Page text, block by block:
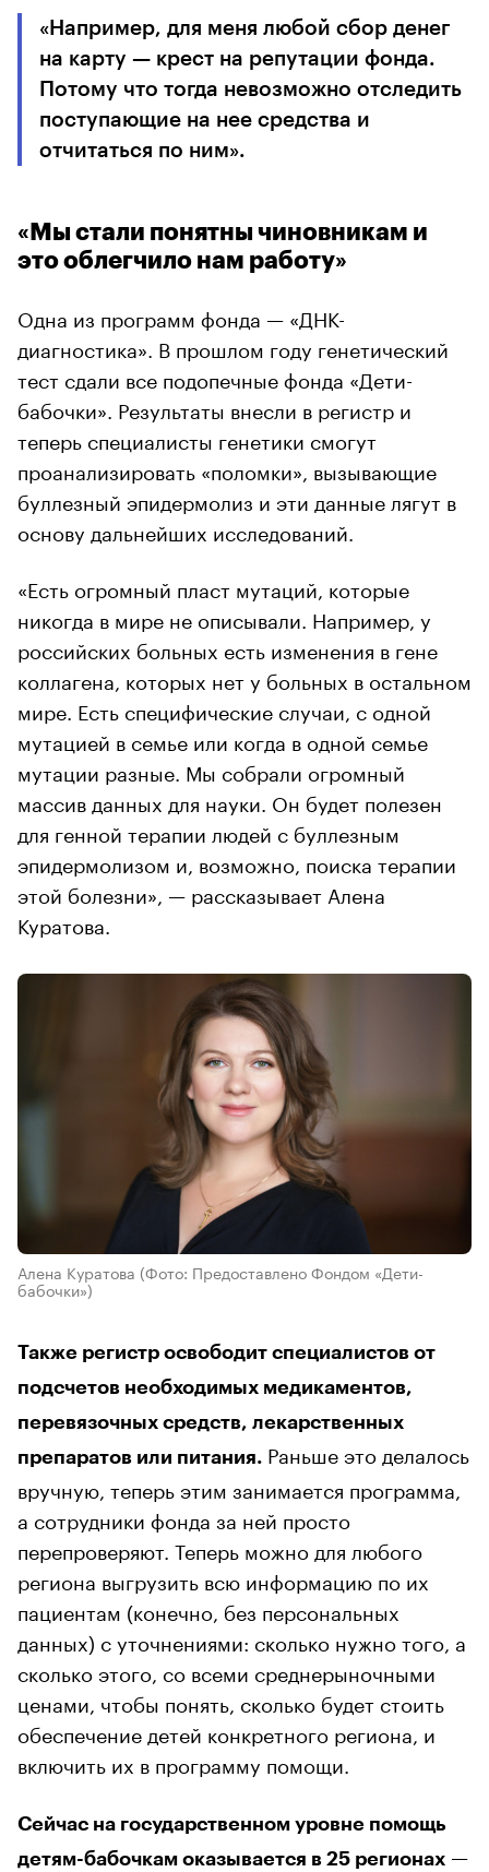
«Например, для меня любой сбор денег
на карту — крест на репутации фонда.
Потому что тогда невозможно отследить
поступающие на нее средства и
отчитаться по ним».
«Мы стали понятны чиновникам и
это облегчило нам работу»
Одна из программ фонда — «ДНК-
диагностика». В прошлом году генетический
тест сдали все подопечные фонда «Дети-
бабочки». Результаты внесли в регистр и
теперь специалисты генетики смогут
проанализировать «поломки», вызывающие
буллезный эпидермолиз и эти данные лягут в
основу дальнейших исследований.
«Есть огромный пласт мутаций, которые
никогда в мире не описывали. Например, у
российских больных есть изменения в гене
коллагена, которых нет у больных в остальном
мире. Есть специфические случаи, с одной
мутацией в семье или когда в одной семье
мутации разные. Мы собрали огромный
массив данных для науки. Он будет полезен
для генной терапии людей с буллезным
эпидермолизом и, возможно, поиска терапии
этой болезни», — рассказывает Алена
Куратова.
Алена Куратова (Фото: Предоставлено Фондом «Дети-
бабочки»)
Также регистр освободит специалистов от
подсчетов необходимых медикаментов,
перевязочных средств, лекарственных
препаратов или питания. Раньше это делалось
вручную, теперь этим занимается программа,
а сотрудники фонда за ней просто
перепроверяют. Теперь можно для любого
региона выгрузить всю информацию по их
пациентам (конечно, без персональных
данных) с уточнениями: сколько нужно того, а
сколько этого, со всеми среднерыночными
ценами, чтобы понять, сколько будет стоить
обеспечение детей конкретного региона, и
включить их в программу помощи.
Сейчас на государственном уровне помощь
детям-бабочкам оказывается в 25 регионах —